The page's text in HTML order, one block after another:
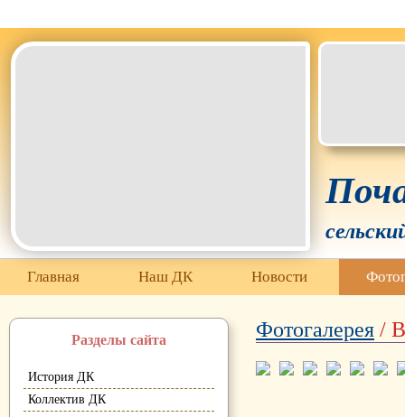
Главная Наш ДК Новости
Разделы сайта
История ДК
Коллектив ДК
Фотогалерея /